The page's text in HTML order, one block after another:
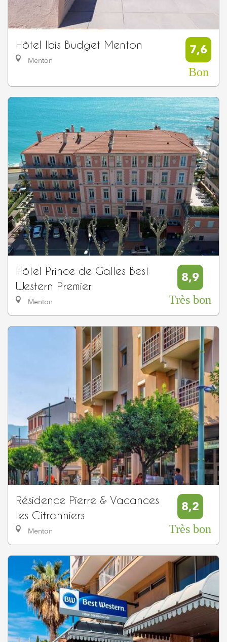
Hôtel Ibis Budget Menton
Menton
7,6
Bon
Hôtel Prince de Galles Best
Western Premier
Menton
8,9
Très bon
Résidence Pierre & Vacances
les Citronniers
Menton
8,2
Très bon